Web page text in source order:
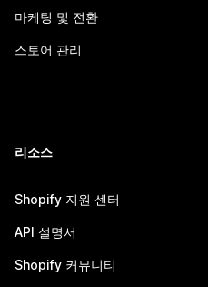
마케팅 및 전환
스토어 관리
리소스
Shopify 지원 센터
API 설명서
Shopify 커뮤니티